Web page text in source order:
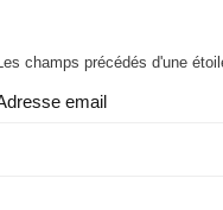
Les champs précédés d'une
email